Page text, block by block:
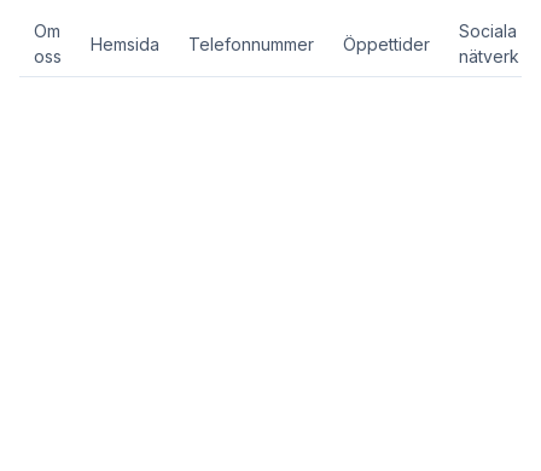
Om
oss
Hemsida Telefonnummer Öppettider
Sociala
nätverk